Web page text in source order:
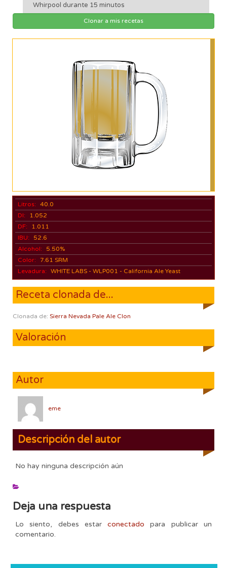
Whirpool durante 15 minutos
Clonar a mis recetas
Litros: 40.0
DI:
1.052
DF:
1.011
IBU:
52.6
Alcohol:
5.50%
Color: 7.61 SRM
Levadura: WHITE LABS - WLP001 - California Ale Yeast
Receta clonada de...
Clonada de: Sierra Nevada Pale Ale Clon
Valoración
Autor
eme
Descripción del autor
No hay ninguna descripción aún
Deja una respuesta
Lo siento, debes estarconectado para publicar un
comentario.